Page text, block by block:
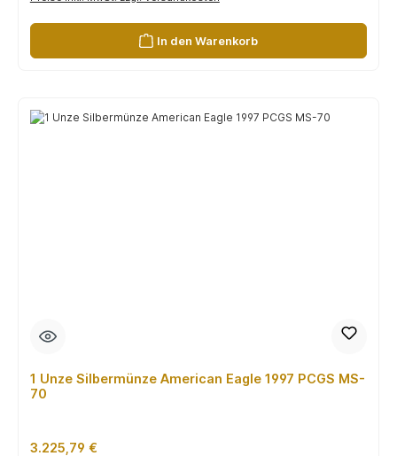
In den Warenkorb
1 Unze Silbermünze American Eagle 1997 PCGS MS-
70
Regulärer Preis:
3.225,79 €